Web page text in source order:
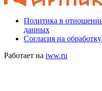
Политика в
данных
Согласия на
Работает на iww.ru